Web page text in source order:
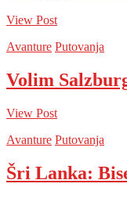
View Post
Avanture Putovanja
Volim
View Post
Avanture Putovanja
Šri Lanka: